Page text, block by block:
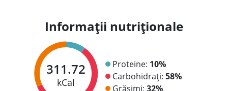
Informații nutriționale
311.72
kCal
Proteine: 10%
Carbohidrați: 58%
Grăsimi: 32%